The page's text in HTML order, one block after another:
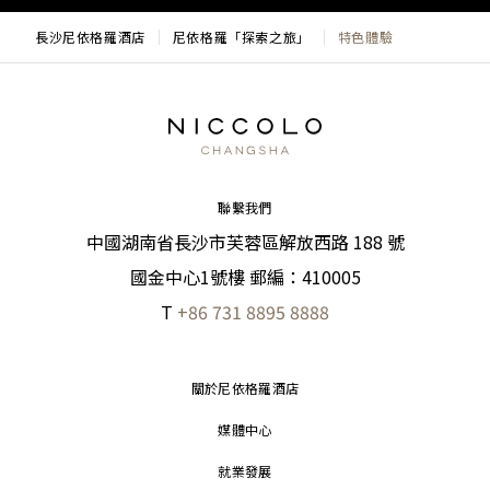
長沙尼依格羅酒店 尼依格羅「探索之旅」 特色體驗
聯繫我們
中國湖南省長沙市芙蓉區解放西路 188 號
國金中心1號樓 郵編：410005
T +86 731 8895 8888
關於尼依格羅酒店
媒體中心
就業發展